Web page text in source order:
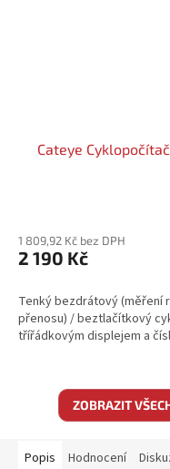
Cateye
1 809,92 Kč bez DPH
2 190 Kč
Tenký bezdrátový (měření
přenosu) / beztlačítkový
třířádkovým displejem a
ZOBRAZIT
Popis Hodnocení